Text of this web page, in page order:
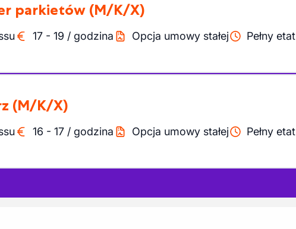
parkietów (M/K/X)
17 - 19 / godzina Opcja umowy stałej Pełny etat
(M/K/X)
16 - 17 / godzina Opcja umowy stałej Pełny etat